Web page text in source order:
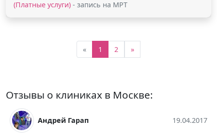
(Платные услуги) - запись на МРТ
« 1 2 »
Отзывы о клиниках в Москве:
Андрей Гарап 19.04.2017